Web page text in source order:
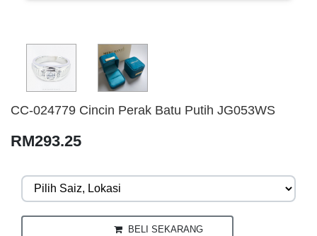
CC-024779 Cincin Perak Batu Putih JG053WS
RM293.25
BELI SEKARANG